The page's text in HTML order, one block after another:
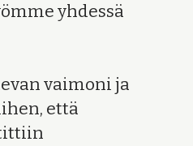
yhdessä
vaimoni ja
että